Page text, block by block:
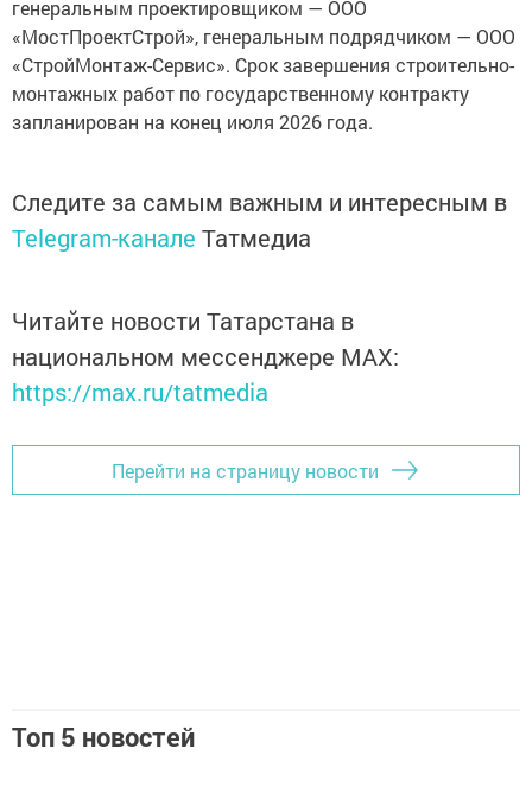
генеральным проектировщиком — ООО
«МостПроектСтрой», генеральным подрядчиком — ООО
«СтройМонтаж-Сервис». Срок завершения строительно-
монтажных работ по государственному контракту
запланирован на конец июля 2026 года.
Следите за самым важным и интересным в
Telegram-канале Татмедиа
Читайте новости Татарстана в
национальном мессенджере MАХ:
https://max.ru/tatmedia
Перейти на страницу новости
Топ 5 новостей